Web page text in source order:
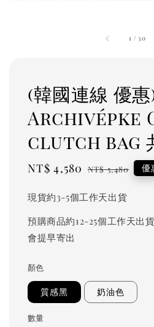
1 /30
(韓國連線 優
Archivépke
clutch bag
Sale
NT$ 4,580 Regular
NT$ 5,480 優
現貨約3-5個工作天出貨
預購商品約12-25個工作天出
會提早寄出
顏色
質感黑 奶油色
數量